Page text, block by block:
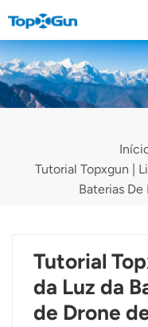
CONTATE-
Türkçe
Tutorial Topxgun |
Baterias
Tutorial
da Luz da
de Drone